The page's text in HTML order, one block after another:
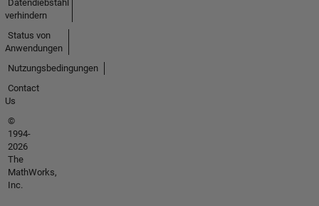
Datendiebstahl
verhindern
Status von
Anwendungen
Nutzungsbedingungen
Contact
Us
©
1994-
2026
The
MathWorks,
Inc.